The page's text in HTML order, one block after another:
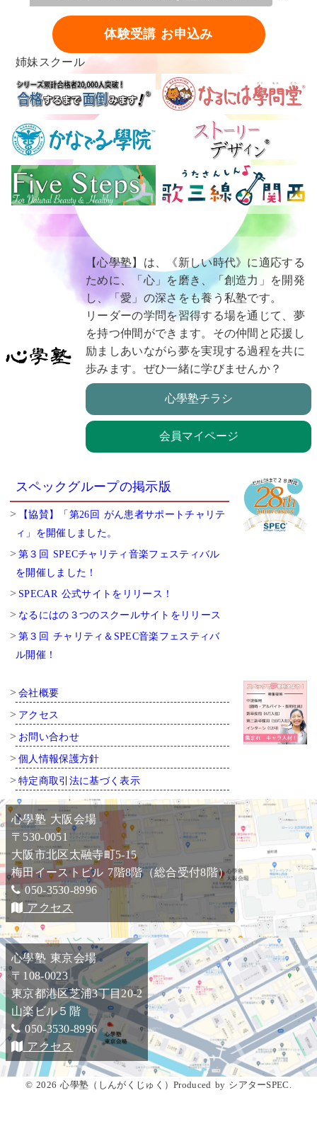
体験受講 お申込み
姉妹スクール
【心學塾】は、《新しい時代》に適応する
ために、「心」を磨き、「創造力」を開発
し、「愛」の深さをも養う私塾です。
リーダーの学問を習得する場を通じて、夢
を持つ仲間ができます。その仲間と応援し
励ましあいながら夢を実現する過程を共に
歩みます。ぜひ一緒に学びませんか？
心學塾チラシ
会員マイページ
スペックグループの掲示版
【協賛】「第26回 がん患者サポートチャリテ
ィ」を開催しました。
第３回 SPECチャリティ音楽フェスティバル
を開催しました！
SPECAR 公式サイトをリリース！
なるにはの３つのスクールサイトをリリース
第３回 チャリティ＆SPEC音楽フェスティバ
ル開催！
会社概要
アクセス
お問い合わせ
個人情報保護方針
特定商取引法に基づく表示
心學塾 大阪会場
〒530-0051
大阪市北区太融寺町5-15
梅田イーストビル 7階8階（総合受付8階）
050-3530-8996
アクセス
心學塾 東京会場
〒108-0023
東京都港区芝浦3丁目20-2
山楽ビル５階
050-3530-8996
アクセス
© 2026 心學塾（しんがくじゅく）Produced by シアターSPEC.